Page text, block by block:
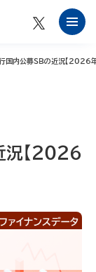
国内公募ＳＢの近況【２０２６
【２０２６